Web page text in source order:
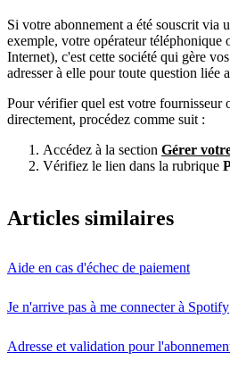
Si votre abonnement a été souscrit via
exemple, votre opérateur téléphonique
Internet), c'est cette société qui gère
adresser à elle pour toute question liée
Pour vérifier quel est votre fournisseur
directement, procédez comme suit :
Accédez à la section Gérer
Vérifiez le lien dans la rubrique
Articles similaires
Aide en cas d'échec de paiement
Je n'arrive pas à me connecter à Spotify
Adresse et validation pour